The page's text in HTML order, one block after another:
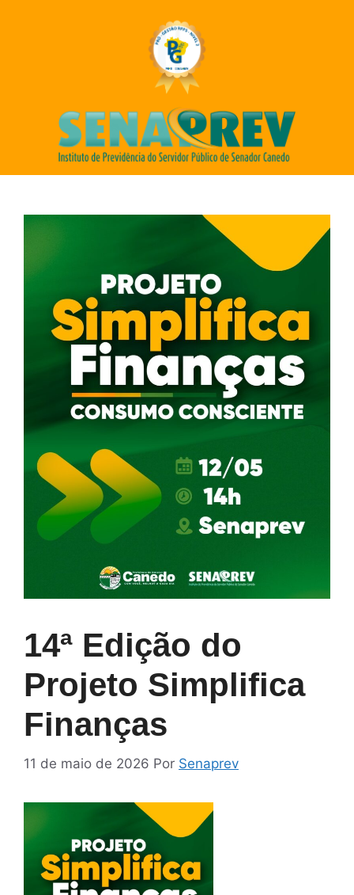
14ª Edição do
Projeto Simplifica
Finanças
11 de maio de 2026 Por Senaprev